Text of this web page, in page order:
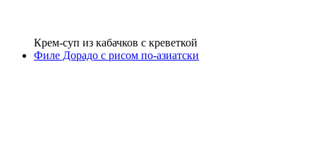
Крем-суп из кабачков с креветкой
Филе Дорадо с рисом по-азиатски